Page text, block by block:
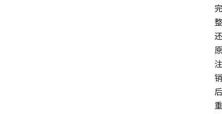
完
整
还
原
注
销
后
重